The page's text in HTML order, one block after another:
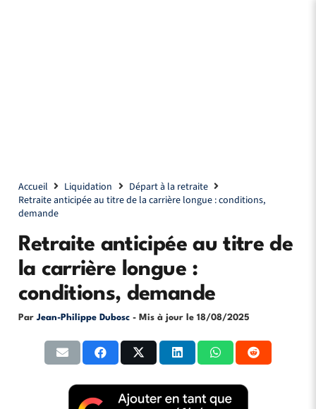
Accueil Liquidation
Départ à la retraite
Retraite anticipée au titre de la carrière longue : conditions,
demande
Retraite anticipée au titre de
la carrière longue :
conditions, demande
Par Jean-Philippe Dubosc - Mis à jour le 18/08/2025